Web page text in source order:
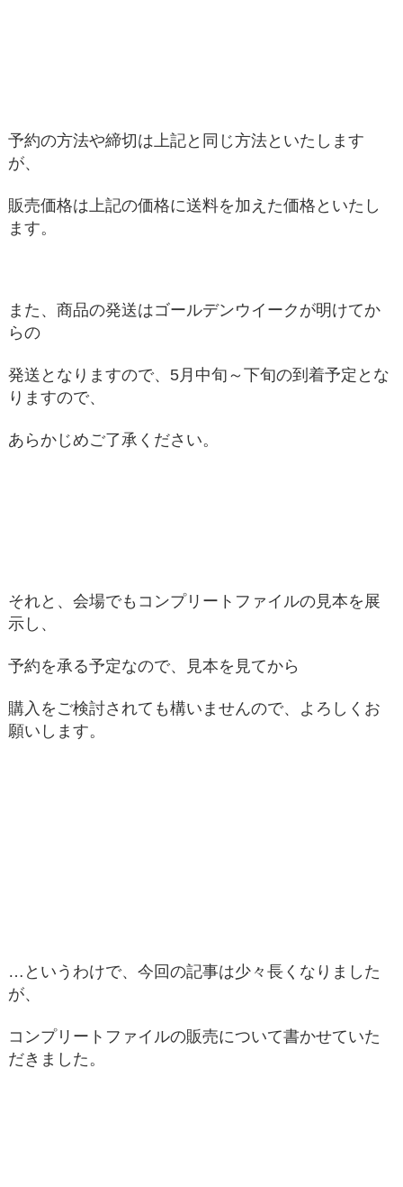
予約の方法や締切は上記と同じ方法といたします
が、
販売価格は上記の価格に送料を加えた価格といたし
ます。
また、商品の発送はゴールデンウイークが明けてか
らの
発送となりますので、5月中旬～下旬の到着予定とな
りますので、
あらかじめご了承ください。
それと、会場でもコンプリートファイルの見本を展
示し、
予約を承る予定なので、見本を見てから
購入をご検討されても構いませんので、よろしくお
願いします。
…というわけで、今回の記事は少々長くなりました
が、
コンプリートファイルの販売について書かせていた
だきました。